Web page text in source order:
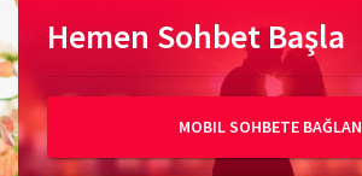
Hemen Sohbet Başla
MOBIL SOHBETE BAĞLAN